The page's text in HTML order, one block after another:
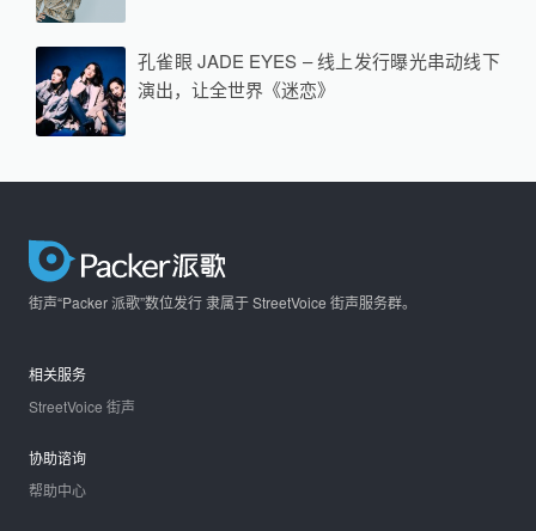
孔雀眼 JADE EYES – 线上发行曝光串动线下
演出，让全世界《迷恋》
街声“Packer 派歌”数位发行 隶属于 StreetVoice 街声服务群。
相关服务
StreetVoice 街声
协助谘询
帮助中心